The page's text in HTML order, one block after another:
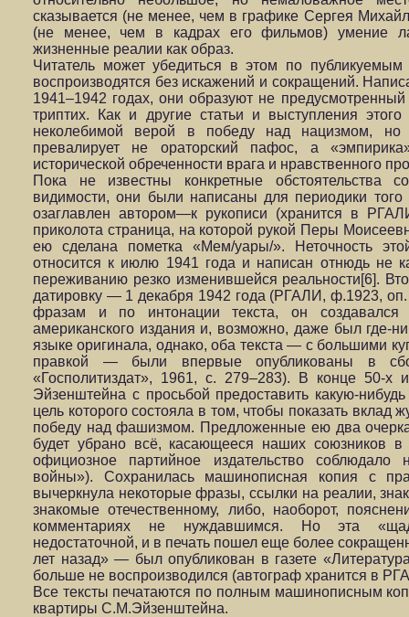
сказывается (не менее, чем в графике Сергея
(не менее, чем в кадрах его фильмов) умение
жизненные реалии как образ.
Читатель может убедиться в этом по
воспроизводятся без искажений и сокращений.
1941–1942 годах, они образуют не
триптих. Как и другие статьи и выступления
неколебимой верой в победу над нацизмом,
превалирует не ораторский пафос, а
исторической обреченности врага и нравственного
Пока не известны конкретные обстоятельства
видимости, они были написаны для периодики
озаглавлен автором—к рукописи (хранится в
приколота страница, на которой рукой Перы
ею сделана пометка «Мем/уары/». Неточность
относится к июлю 1941 года и написан отнюдь не
переживанию резко изменившейся реальности[6].
датировку — 1 декабря 1942 года (РГАЛИ, ф.1923,
фразам и по интонации текста, он создавался
американского издания и, возможно, даже был где-
языке оригинала, однако, оба текста — с большими
правкой — были впервые опубликованы в
«Госполитиздат», 1961, с. 279–283). В конце 50-х
Эйзенштейна с просьбой предоставить какую-
цель которого состояла в том, чтобы показать вклад
победу над фашизмом. Предложенные ею два
будет убрано всё, касающееся наших союзников в
официозное партийное издательство соблюдало
войны»). Сохранилась машинописная копия с
вычеркнула некоторые фразы, ссылки на реалии,
знакомые отечественному, либо, наоборот,
комментариях не нуждавшимся. Но эта
недостаточной, и в печать пошел еще более
лет назад» — был опубликован в газете
больше не воспроизводился (автограф хранится в
Все тексты печатаются по полным машинописным
квартиры С.М.Эйзенштейна.